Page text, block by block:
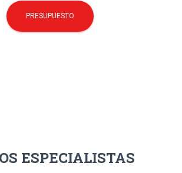
PRESUPUESTO
ESPECIALISTAS